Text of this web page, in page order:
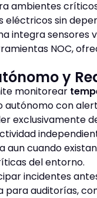
ambientes
eléctricos sin
integra sensores
NOC,
y
monitorear
autónomo con
exclusivamente
aun cuando
del entorno.
incidentes
para auditorías,